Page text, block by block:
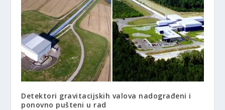
Detektori gravitacijskih valova nadograđeni i
ponovno pušteni u rad